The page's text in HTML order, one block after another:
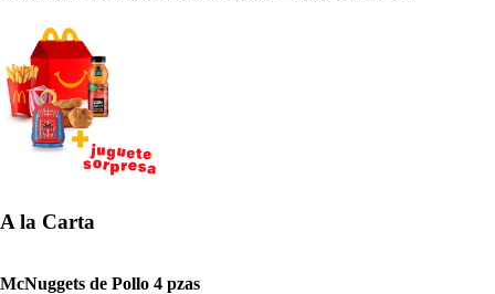
A la Carta
McNuggets de Pollo 4 pzas